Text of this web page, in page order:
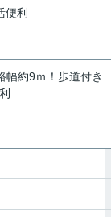
便利
幅約9ｍ！歩道付き